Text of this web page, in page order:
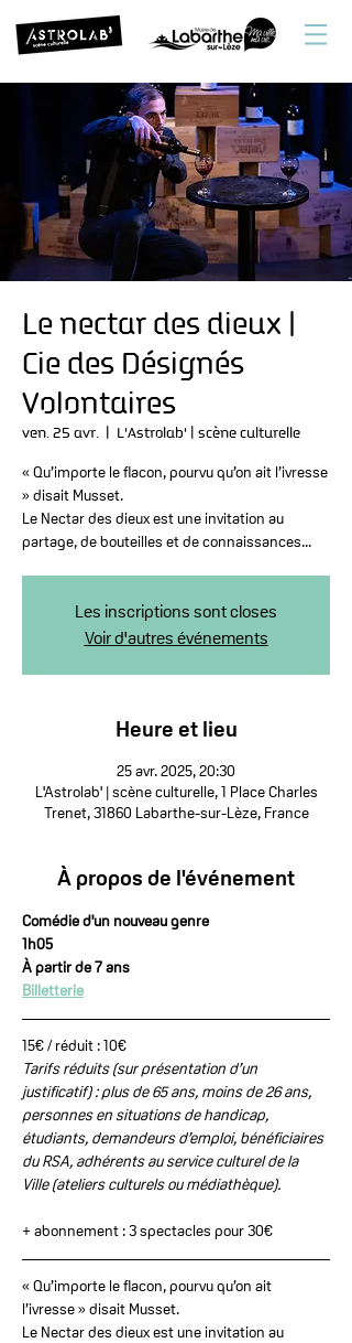
Le nectar des dieux |
Cie des Désignés
Volontaires
ven. 25 avr.
  |
L'Astrolab' | scène culturelle
« Qu’importe le flacon, pourvu qu’on ait l’ivresse
» disait Musset.
Le Nectar des dieux est une invitation au
partage, de bouteilles et de connaissances...
Les inscriptions sont closes
Voir d'autres événements
Heure et lieu
25 avr. 2025, 20:30
L'Astrolab' | scène culturelle, 1 Place Charles
Trenet, 31860 Labarthe-sur-Lèze, France
À propos de l'événement
Comédie d'un nouveau genre
1h05
À partir de 7 ans
Billetterie
15€ / réduit : 10€
Tarifs réduits (sur présentation d’un
justificatif) : plus de 65 ans, moins de 26 ans,
personnes en situations de handicap,
étudiants, demandeurs d’emploi, bénéficiaires
du RSA, adhérents au service culturel de la
Ville (ateliers culturels ou médiathèque).
+ abonnement : 3 spectacles pour 30€
« Qu’importe le flacon, pourvu qu’on ait
l’ivresse » disait Musset.
Le Nectar des dieux est une invitation au